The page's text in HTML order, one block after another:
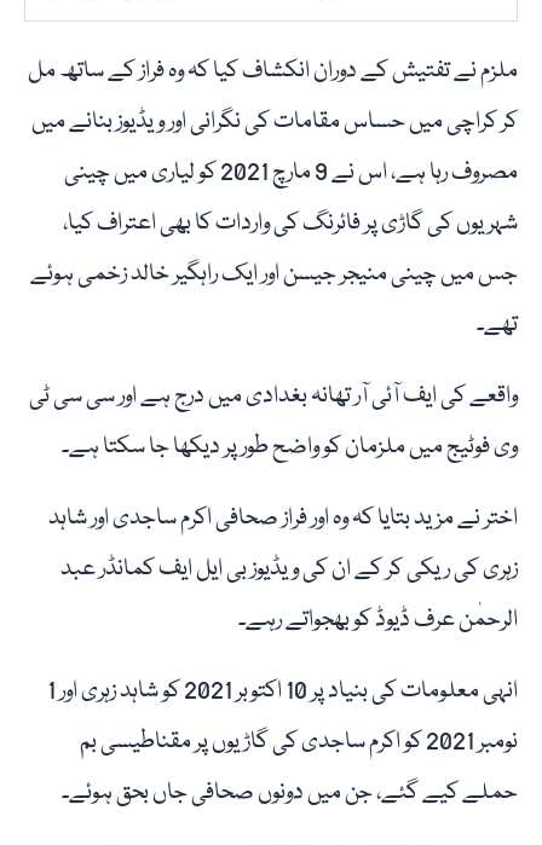
ملزم نے تفتیش کے دوران انکشاف کیا کہ وہ فراز کے ساتھ مل
کر کراچی میں حساس مقامات کی نگرانی اور ویڈیوز بنانے میں
مصروف رہا ہے، اس نے 9 مارچ 2021 کو لیاری میں چینی
شہریوں کی گاڑی پر فائرنگ کی واردات کا بھی اعتراف کیا،
جس میں چینی منیجر جیسن اور ایک راہگیر خالد زخمی ہوئے
تھے۔
واقعے کی ایف آئی آر تھانہ بغدادی میں درج ہے اور سی سی ٹی
وی فوٹیج میں ملزمان کو واضح طور پر دیکھا جا سکتا ہے۔
اختر نے مزید بتایا کہ وہ اور فراز صحافی اکرم ساجدی اور شاہد
زہری کی ریکی کر کے ان کی ویڈیوز بی ایل ایف کمانڈر عبد
الرحمٰن عرف ڈیوڈ کو بھجواتے رہے۔
انہی معلومات کی بنیاد پر 10 اکتوبر 2021 کو شاہد زہری اور 1
نومبر 2021 کو اکرم ساجدی کی گاڑیوں پر مقناطیسی بم
حملے کیے گئے، جن میں دونوں صحافی جاں بحق ہوئے۔